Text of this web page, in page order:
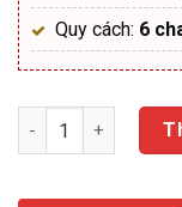
Quy cách: 6
Số lượng